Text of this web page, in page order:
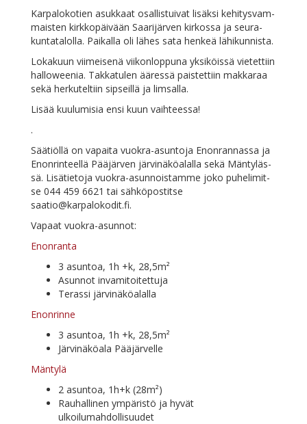
Kar­pa­lo­ko­tien asuk­kaat osal­lis­tui­vat li­säk­si ke­hi­tys­vam­
mais­ten kirk­ko­päi­vään Saa­ri­jär­ven kir­kos­sa ja seu­ra­
kun­ta­ta­lol­la. Pai­kal­la oli lä­hes sa­ta hen­keä lähikunnista.
Lo­ka­kuun vii­mei­se­nä vii­kon­lop­pu­na yk­si­köis­sä vie­tet­tiin
hal­lowee­nia. Tak­ka­tu­len ää­res­sä pais­tet­tiin mak­ka­raa
se­kä her­ku­tel­tiin sip­seil­lä ja limsalla.
Li­sää kuu­lu­mi­sia en­si kuun vaihteessa!
.
Sää­tiöl­lä on va­pai­ta vuo­kra-asun­to­ja Enon­ran­nas­sa ja
Enon­rin­teel­lä Pää­jär­ven jär­vi­nä­kö­alal­la se­kä Män­ty­läs­
sä. Li­sä­tie­to­ja vuo­kra-asun­nois­tam­me jo­ko pu­he­li­mit­
se 044 459 6621 tai säh­kö­pos­tit­se
saatio@karpalokodit.fi.
Va­paat vuokra-asunnot:
Enon­ran­ta
3 asun­toa, 1h +k, 28,5m²
Asun­not invamitoitettuja
Te­ras­si järvinäköalalla
Enon­rin­ne
3 asun­toa, 1h +k, 28,5m²
Jär­vi­nä­kö­ala Pääjärvelle
Män­ty­lä
2 asun­toa, 1h+k (28m²)
Rau­hal­li­nen ym­pä­ris­tö ja hy­vät
ulkoilumahdollisuudet